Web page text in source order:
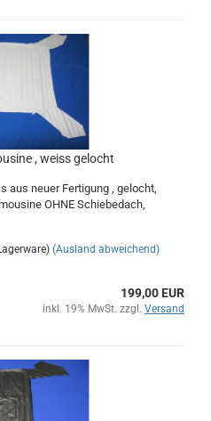
, weiss gelocht
aus neuer Fertigung , gelocht,
OHNE Schiebedach,
(Ausland abweichend)
199,00 EUR
inkl. 19% MwSt. zzgl. Versand